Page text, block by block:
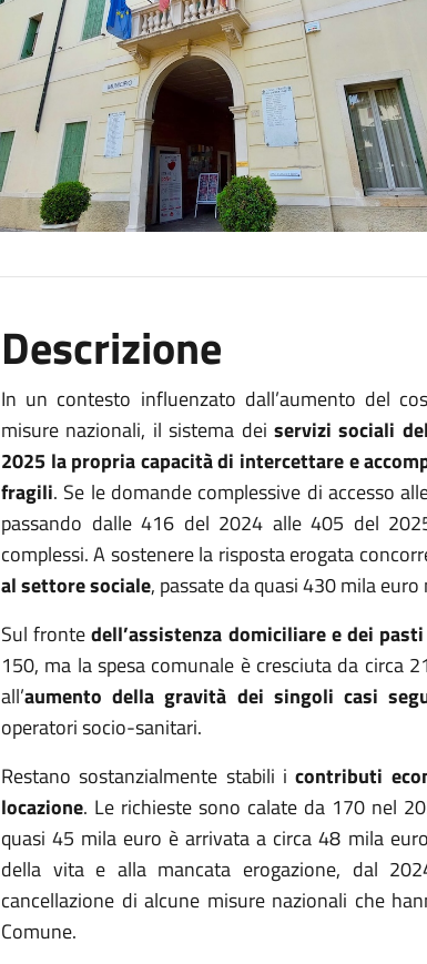
Descrizione
In un contesto influenzato dall’aumento del
misure nazionali, il sistema dei servizi sociali
2025 la propria capacità di intercettare e
fragili. Se le domande complessive di accesso
passando dalle 416 del 2024 alle 405 del
complessi. A sostenere la risposta erogata
al settore sociale, passate da quasi 430 mila
Sul frontedell’assistenza domiciliare e dei
150, ma la spesa comunale è cresciuta da circa
all’aumento della gravità dei singoli casi
operatori socio-sanitari.
Restano sostanzialmente stabili i contributi
locazione. Le richieste sono calate da 170 nel
quasi 45 mila euro è arrivata a circa 48 mila
della vita e alla mancata erogazione, dal
cancellazione di alcune misure nazionali che
Comune.